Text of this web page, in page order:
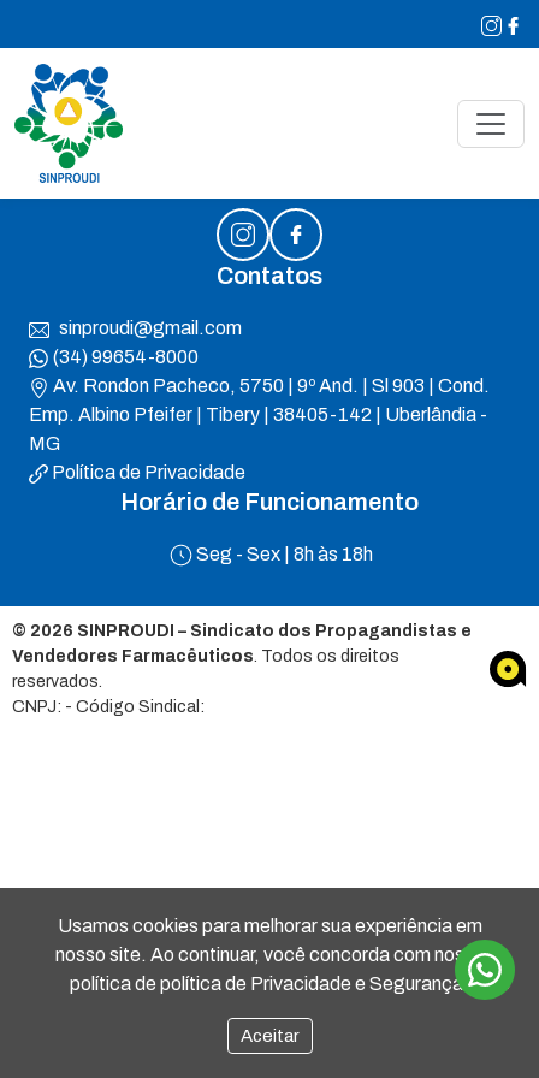
Contatos
sinproudi@gmail.com
(34) 99654-8000
Av. Rondon Pacheco, 5750 | 9º And. | Sl 903 | Cond.
Emp. Albino Pfeifer | Tibery | 38405-142 | Uberlândia -
MG
Política de Privacidade
Horário de Funcionamento
Seg - Sex | 8h às 18h
Usamos cookies para melhorar sua experiência em
nosso site. Ao continuar, você concorda com nossa
política de política de Privacidade e Segurança.
Aceitar
© 2026 SINPROUDI – Sindicato dos Propagandistas e
Vendedores Farmacêuticos. Todos os direitos
reservados.
CNPJ: - Código Sindical: